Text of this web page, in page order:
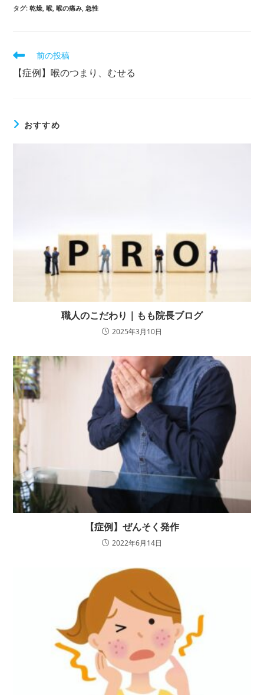
タグ:乾燥 喉 喉の痛み 急性
前の投稿
【症例】喉のつまり、むせる
おすすめ
職人のこだわり｜もも院長ブログ
2025年3月10日
【症例】ぜんそく発作
2022年6月14日